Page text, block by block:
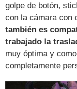
golpe de botón,
con la cámara con
también es
trabajado la
muy óptima y
completamente